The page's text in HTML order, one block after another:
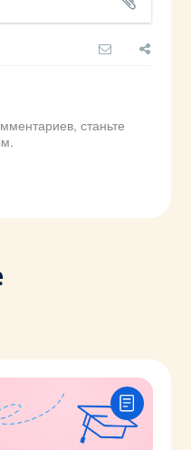
станьте